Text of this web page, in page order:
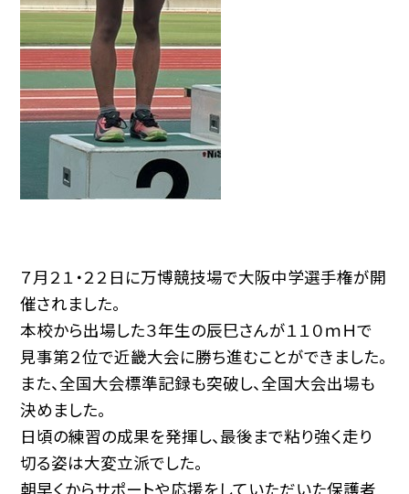
７月２１・２２日に万博競技場で大阪中学選手権が開
催されました。
本校から出場した３年生の辰巳さんが１１０ｍＨで
見事第２位で近畿大会に勝ち進むことができました。
また、全国大会標準記録も突破し、全国大会出場も
決めました。
日頃の練習の成果を発揮し、最後まで粘り強く走り
切る姿は大変立派でした。
朝早くからサポートや応援をしていただいた保護者